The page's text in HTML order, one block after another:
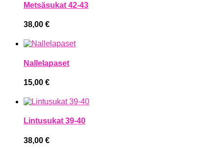
Metsäsukat 42-43
38,00 €
Nallelapaset
15,00 €
Lintusukat 39-40
38,00 €